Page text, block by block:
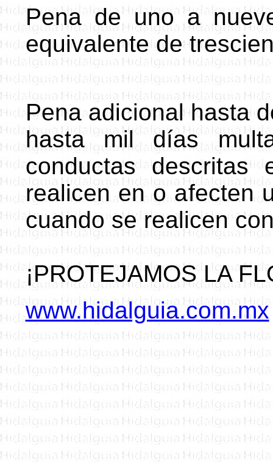
Pena de uno a
equivalente de
Pena adicional hasta
hasta mil días
conductas
realicen en o afecten
cuando se realicen
¡PROTEJAMOS LA
www.hidalguia.com.mx